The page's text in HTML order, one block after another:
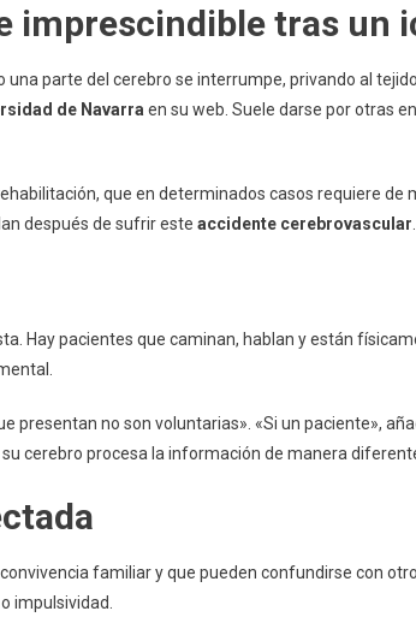
imprescindible tras un
una parte del cerebro se interrumpe, privando al
de Navarra en su web. Suele darse por otras
que en determinados casos requiere
después de sufrir este accidente cerebrovascular
Hay pacientes que caminan, hablan y están
presentan no son voluntarias». «Si un paciente»,
cerebro procesa la información de manera
familiar y que pueden confundirse con
impulsividad.